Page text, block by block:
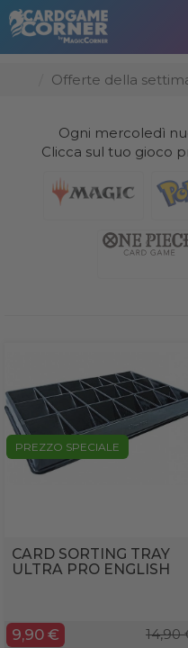
Offerte della
Ogni mercoledì
Clicca sul tuo gioco
PREZZO SPECIALE
CARD SORTING TRAY
ULTRA PRO ENGLISH
9,90 € 14,90